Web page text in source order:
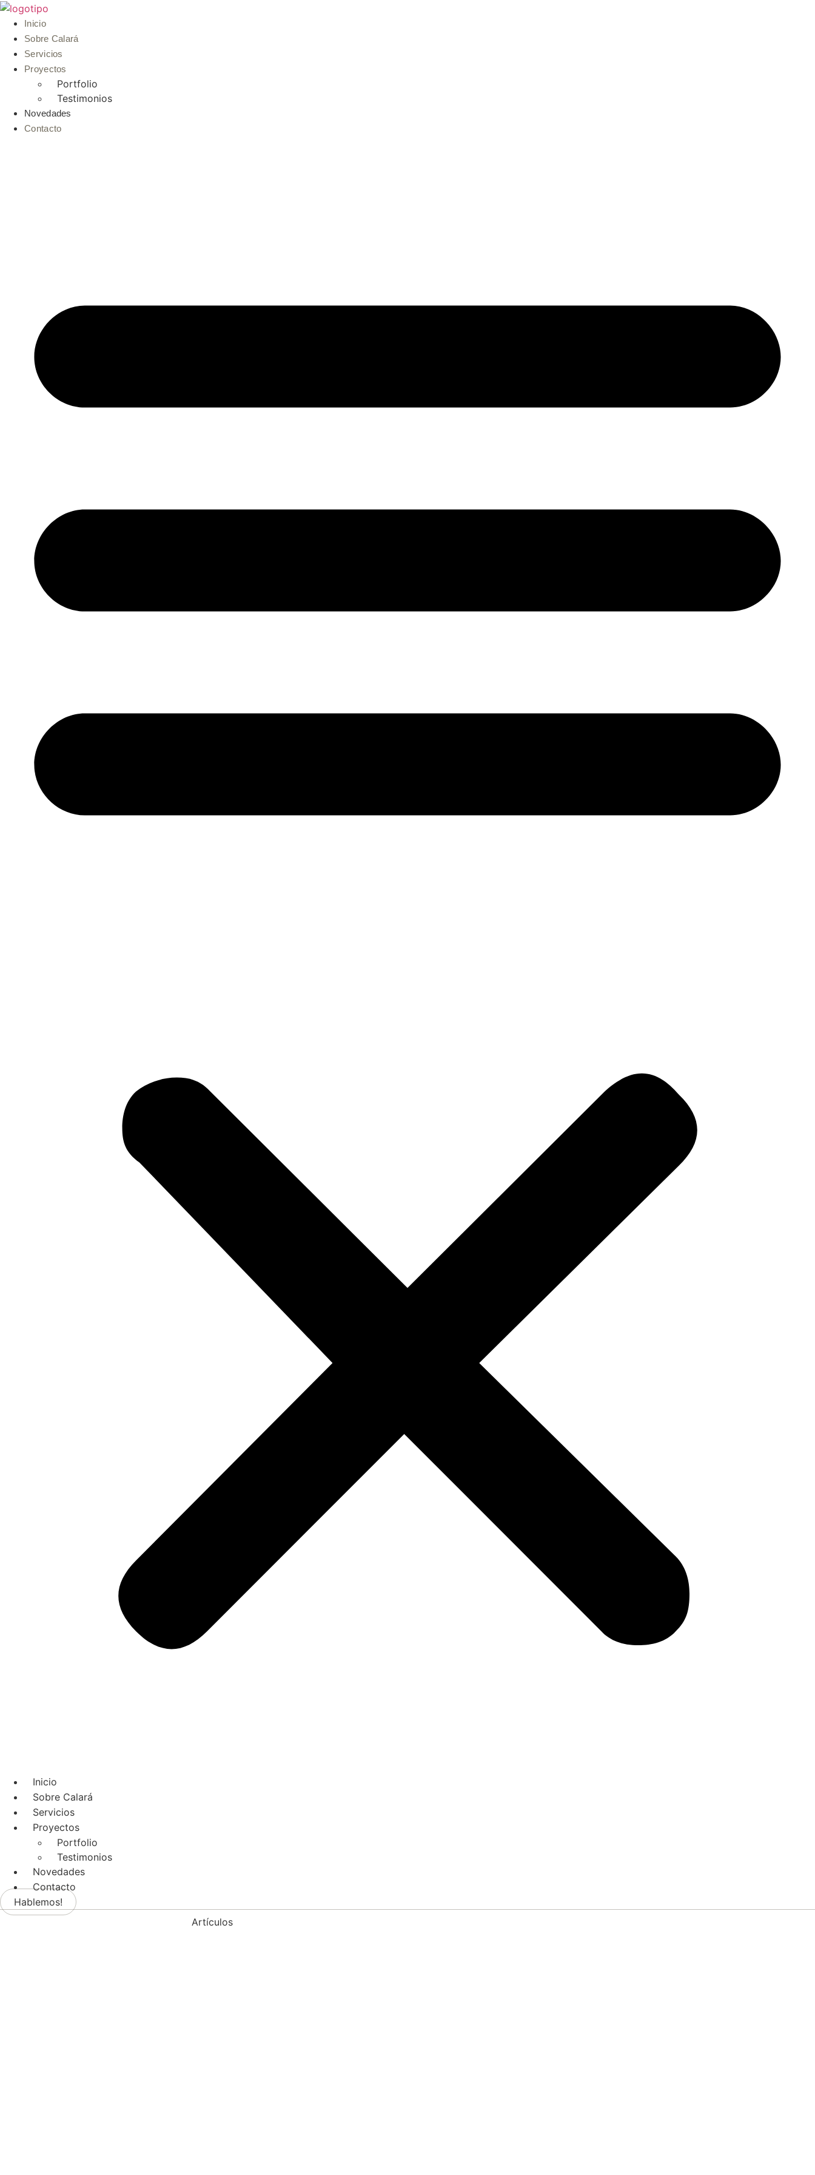
Ir
contenido
Inicio
Sobre Calará
Servicios
Proyectos
Portfolio
Testimonios
Novedades
Contacto
Inicio
Sobre Calará
Servicios
Proyectos
Portfolio
Testimonios
Novedades
Contacto
Hablemos!
Artículos